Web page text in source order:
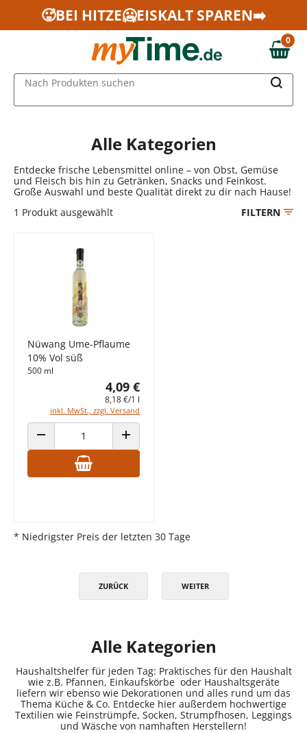
Zum Hauptinhalt springen
Zur Navigation springen
Zur Suche springen
🥵BEI HITZE🥶EISKALT SPAREN➡️
0,00 €
0
Nach Produkten suchen
Alle Kategorien
Entdecke frische Lebensmittel online – von Obst, Gemüse
und Fleisch bis hin zu Getränken, Snacks und Feinkost.
Große Auswahl und beste Qualität direkt zu dir nach Hause!
1 Produkt ausgewählt FILTERN
Nüwang Ume-Pflaume
10% Vol süß
500 ml
4,09 €
8,18 €/1 l
inkl. MwSt., zzgl. Versand
ANZAHL VERRINGERN ANZAHL ERHÖHEN
* Niedrigster Preis der letzten 30 Tage
ZURÜCK WEITER
Alle Kategorien
Haushaltshelfer für jeden Tag: Praktisches für den Haushalt
wie z.B. Pfannen, Einkaufskörbe oder Haushaltsgeräte
liefern wir ebenso wie Dekorationen und alles rund um das
Thema Küche & Co. Entdecke hier außerdem hochwertige
Textilien wie Feinstrümpfe, Socken, Strumpfhosen, Leggings
und Wäsche von namhaften Herstellern!